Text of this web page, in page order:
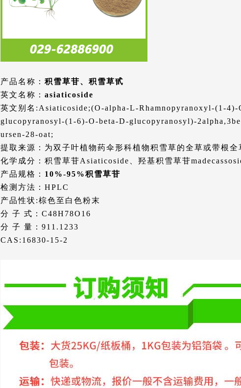
产品名称： 积雪草苷、积雪草甙
英文名称： asiaticoside
英文别名:Asiaticoside;(O-alpha-L-Rhamnopyranoxyl-(1-4)-
glucopyranosyl-(1-6)-O-beta-D-glucopyranosyl)-
ursen-28-oat;
提取来源：为双子叶植物药伞形科植物积雪草的全草或带根全
化学成分：积雪草苷Asiaticoside、羟基积雪草苷
产品规格： 10%-95%积雪草苷
检测方法：HPLC
产品性状:棕色至白色粉末
分 子 式：C48H78O16
分 子 量：911.1233
CAS:16830-15-2